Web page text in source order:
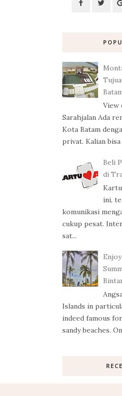
View
Sarahjalan Ada
Kota Batam
privat. Kalian
Beli
di
ini,
komunikasi
cukup pesat.
sat...
Islands in
indeed famous
sandy beaches.